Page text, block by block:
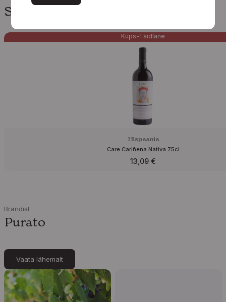
Sulle võiks meeldida
Küps-Täidlane
Hispaania
Care Cariñena Nativa 75cl
13,09 €
Brändist
Purato
Vaata lähemalt